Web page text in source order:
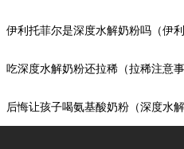
伊利托菲尔是深度水解奶粉吗（伊
吃深度水解奶粉还拉稀（拉稀注意事
后悔让孩子喝氨基酸奶粉（深度水